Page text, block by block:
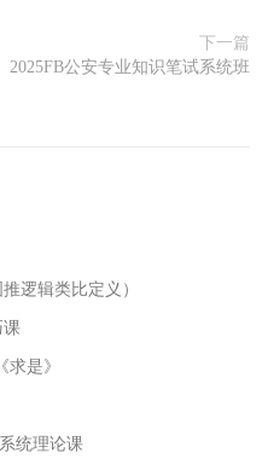
下一篇
2025FB公安专业知识笔试系统班
逻辑类比定义）
课
是》
统理论课